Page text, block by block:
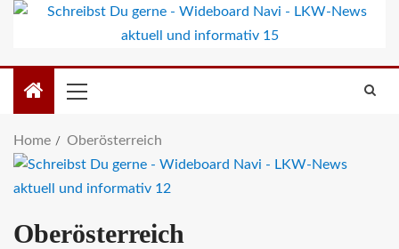
Home Oberösterreich
Oberösterreich